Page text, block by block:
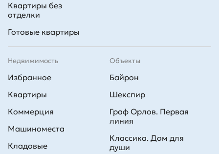
Квартиры без
отделки
Готовые квартиры
Недвижимость
Избранное
Квартиры
Коммерция
Машиноместа
Кладовые
Объекты
Байрон
Шекспир
Граф Орлов. Первая
линия
Классика. Дом для
души